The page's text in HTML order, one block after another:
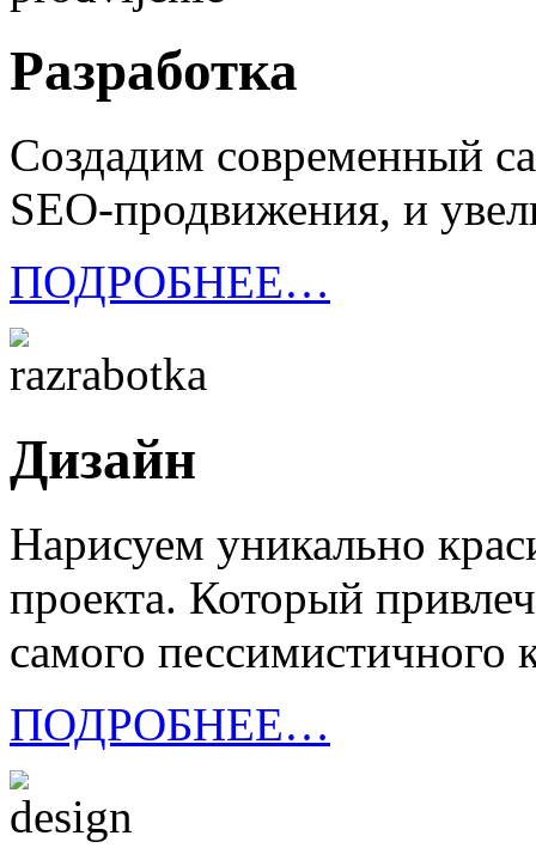
Разработка
Создадим современный
SEO-продвижения, и
ПОДРОБНЕЕ…
Дизайн
Нарисуем уникально
проекта. Который
самого пессимистичного
ПОДРОБНЕЕ…